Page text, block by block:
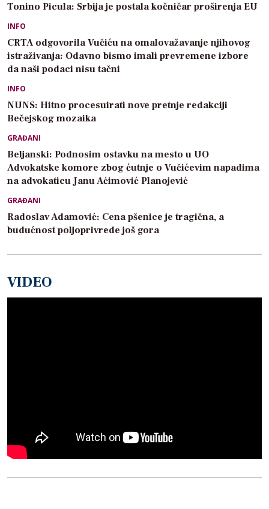
Tonino Picula: Srbija je postala kočničar proširenja EU
INFO
CRTA odgovorila Vučiću na omalovažavanje njihovog
istraživanja: Odavno bismo imali prevremene izbore
da naši podaci nisu tačni
INFO
NUNS: Hitno procesuirati nove pretnje redakciji
Bečejskog mozaika
GRAĐANI
Beljanski: Podnosim ostavku na mesto u UO
Advokatske komore zbog ćutnje o Vučićevim napadima
na advokaticu Janu Aćimović Planojević
GRAĐANI
Radoslav Adamović: Cena pšenice je tragična, a
budućnost poljoprivrede još gora
VIDEO